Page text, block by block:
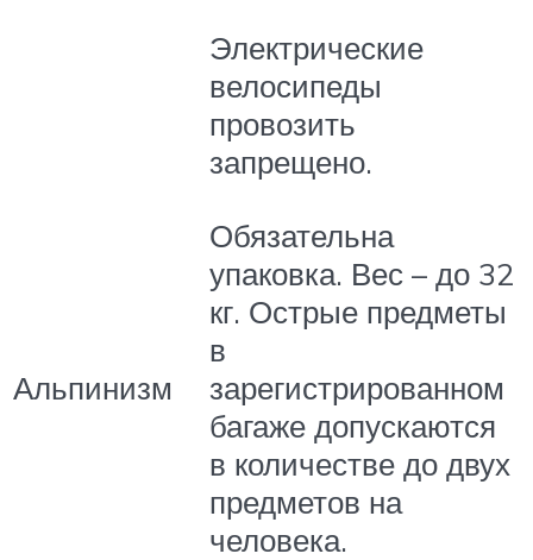
Электрические
велосипеды
провозить
запрещено.
Альпинизм
Обязательна
упаковка. Вес – до 32
кг. Острые предметы
в
зарегистрированном
багаже допускаются
в количестве до двух
предметов на
человека.